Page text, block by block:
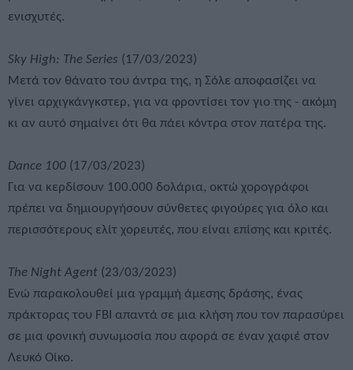
ενισχυτές.
Sky High: The Series (17/03/2023)
Μετά τον θάνατο του άντρα της, η Σόλε αποφασίζει να
γίνει αρχιγκάνγκστερ, για να φροντίσει τον γιο της - ακόμη
κι αν αυτό σημαίνει ότι θα πάει κόντρα στον πατέρα της.
Dance 100 (17/03/2023)
Για να κερδίσουν 100.000 δολάρια, οκτώ χορογράφοι
πρέπει να δημιουργήσουν σύνθετες φιγούρες για όλο και
περισσότερους ελίτ χορευτές, που είναι επίσης και κριτές.
The Night Agent (23/03/2023)
Ενώ παρακολουθεί μια γραμμή άμεσης δράσης, ένας
πράκτορας του FBI απαντά σε μια κλήση που τον παρασύρει
σε μια φονική συνωμοσία που αφορά σε έναν χαφιέ στον
Λευκό Οίκο.